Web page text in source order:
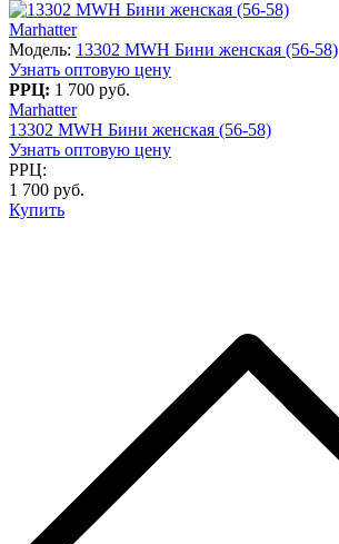
Marhatter
Модель: 13302 MWH Бини женская (56-58)
Узнать оптовую цену
РРЦ: 1 700 руб.
Marhatter
13302 MWH Бини женская (56-58)
Узнать оптовую цену
РРЦ:
1 700 руб.
Купить